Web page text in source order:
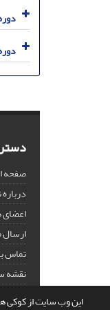
این وب سایت از کوکی
دوره 2
دوره 1
صفحه
اعضای
ارسال
تماس
نقشه